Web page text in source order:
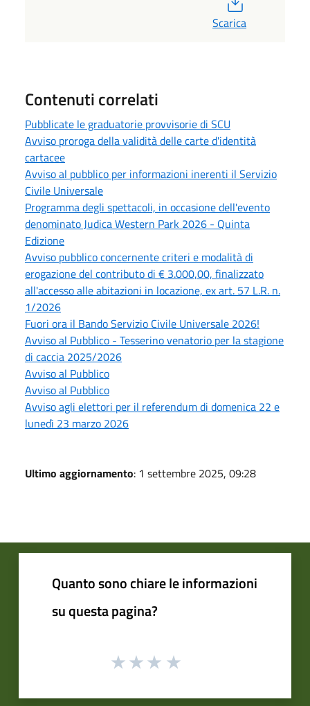
Scarica
Contenuti correlati
Pubblicate le graduatorie provvisorie di SCU
Avviso proroga della validità delle carte d'identità
cartacee
Avviso al pubblico per informazioni inerenti il Servizio
Civile Universale
Programma degli spettacoli, in occasione dell'evento
denominato Judica Western Park 2026 - Quinta
Edizione
Avviso pubblico concernente criteri e modalità di
erogazione del contributo di € 3.000,00, finalizzato
all'accesso alle abitazioni in locazione, ex art. 57 L.R. n.
1/2026
Fuori ora il Bando Servizio Civile Universale 2026!
Avviso al Pubblico - Tesserino venatorio per la stagione
di caccia 2025/2026
Avviso al Pubblico
Avviso al Pubblico
Avviso agli elettori per il referendum di domenica 22 e
lunedì 23 marzo 2026
Ultimo aggiornamento: 1 settembre 2025, 09:28
Quanto sono chiare le informazioni
su questa pagina?